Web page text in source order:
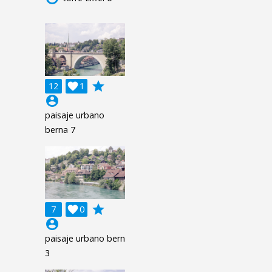
12 1

grade
account_circle
paisaje urbano
berna 7
7 0

grade
account_circle
paisaje urbano bern
3